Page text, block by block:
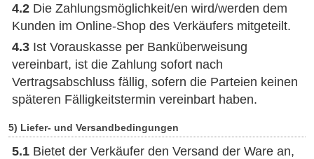
4.2 Die Zahlungsmöglichkeit/en wird/werden dem
Kunden im Online-Shop des Verkäufers mitgeteilt.
4.3 Ist Vorauskasse per Banküberweisung
vereinbart, ist die Zahlung sofort nach
Vertragsabschluss fällig, sofern die Parteien keinen
späteren Fälligkeitstermin vereinbart haben.
5) Liefer- und Versandbedingungen
5.1 Bietet der Verkäufer den Versand der Ware an,